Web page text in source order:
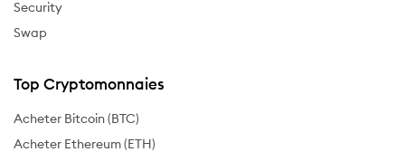
Security
Swap
Top Cryptomonnaies
Acheter Bitcoin (BTC)
Acheter Ethereum (ETH)